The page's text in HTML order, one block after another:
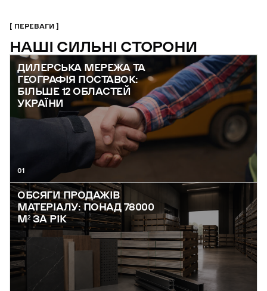
ПЕРЕВАГИ
НАШІ СИЛЬНІ СТОРОНИ
ДИЛЕРСЬКА МЕРЕЖА ТА
ГЕОГРАФІЯ ПОСТАВОК:
БІЛЬШЕ 12 ОБЛАСТЕЙ
УКРАЇНИ
01
ОБСЯГИ ПРОДАЖІВ
МАТЕРІАЛУ: ПОНАД 78000
М² ЗА РІК